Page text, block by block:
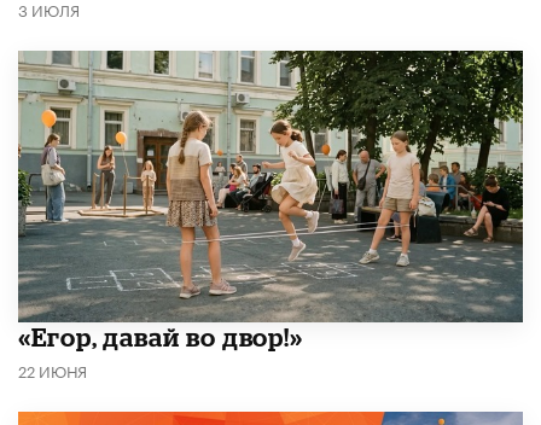
3 ИЮЛЯ
«Егор, давай во двор!»
22 ИЮНЯ